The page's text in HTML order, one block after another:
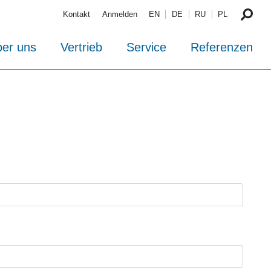
Kontakt Anmelden EN DE RU PL
uns Vertrieb Service Referenzen